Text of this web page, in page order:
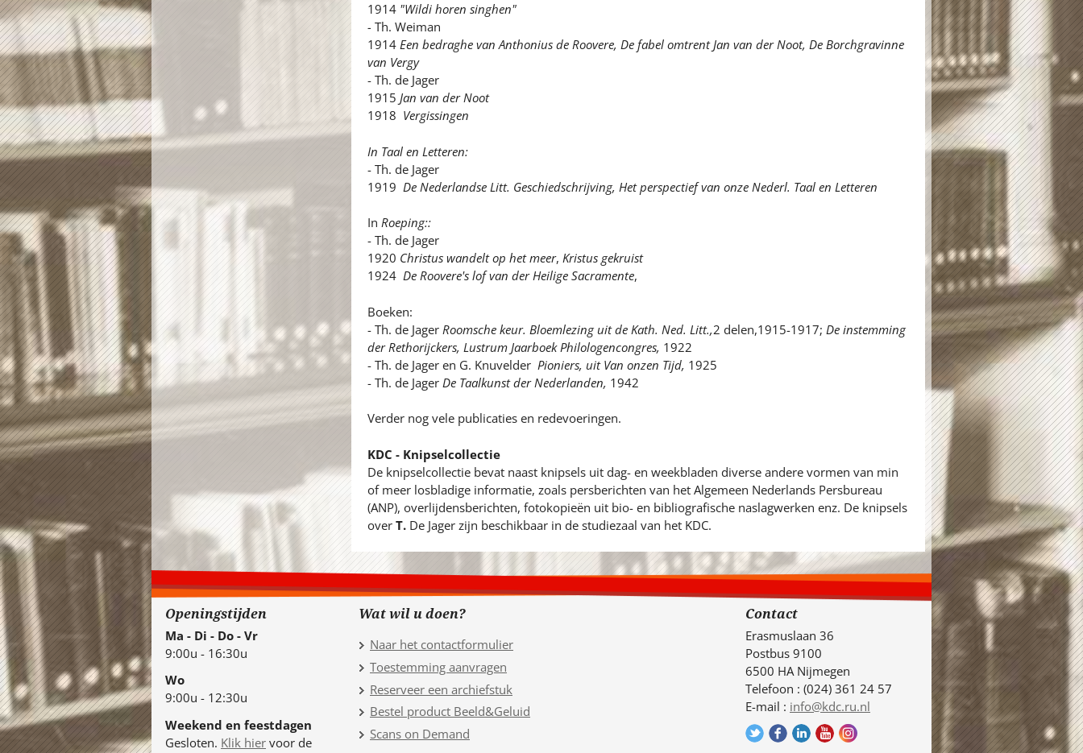
1914 "Wildi horen singhen"
- Th. Weiman
1914 Een bedraghe van Anthonius de Roovere, De fabel omtrent Jan van der Noot, De Borchgravinne
van Vergy
- Th. de Jager
1915 Jan van der Noot
1918 Vergissingen
In Taal en Letteren:
- Th. de Jager
1919 De Nederlandse Litt. Geschiedschrijving, Het perspectief van onze Nederl. Taal en Letteren
In Roeping::
- Th. de Jager
1920 Christus wandelt op het meer, Kristus gekruist
1924 De Roovere's lof van der Heilige Sacramente,
Boeken:
- Th. de Jager Roomsche keur. Bloemlezing uit de Kath. Ned. Litt.,2 delen,1915-1917; De instemming
der Rethorijckers, Lustrum Jaarboek Philologencongres, 1922
- Th. de Jager en G. Knuvelder Pioniers, uit Van onzen Tijd, 1925
- Th. de Jager De Taalkunst der Nederlanden, 1942
Verder nog vele publicaties en redevoeringen.
KDC - Knipselcollectie
De knipselcollectie bevat naast knipsels uit dag- en weekbladen diverse andere vormen van min
of meer losbladige informatie, zoals persberichten van het Algemeen Nederlands Persbureau
(ANP), overlijdensberichten, fotokopieën uit bio- en bibliografische naslagwerken enz. De knipsels
over T.De Jager zijn beschikbaar in de studiezaal van het KDC.
Openingstijden
Ma - Di - Do - Vr
9:00u - 16:30u
Wo
9:00u - 12:30u
Weekend en feestdagen
Gesloten. Klik hier voor de
Wat wil u doen?
Naar het contactformulier
Toestemming aanvragen
Reserveer een archiefstuk
Bestel product Beeld&Geluid
Scans on Demand
Contact
Erasmuslaan 36
Postbus 9100
6500 HA Nijmegen
Telefoon : (024) 361 24 57
E-mail : info@kdc.ru.nl